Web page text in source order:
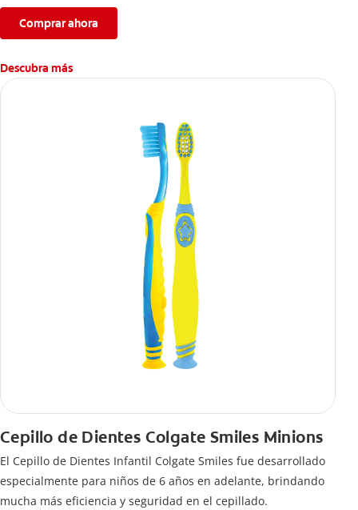
Comprar ahora
Descubra más
Cepillo de Dientes Colgate Smiles Minions
El Cepillo de Dientes Infantil Colgate Smiles fue desarrollado
especialmente para niños de 6 años en adelante, brindando
mucha más eficiencia y seguridad en el cepillado.